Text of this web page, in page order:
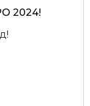
2024!